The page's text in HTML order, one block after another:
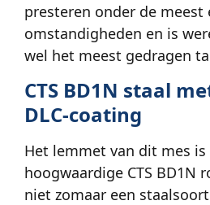
presteren onder de meest
omstandigheden en is
wel het meest gedragen
CTS BD1N staal
DLC-coating
Het lemmet van dit mes
hoogwaardige CTS BD1N
niet zomaar een